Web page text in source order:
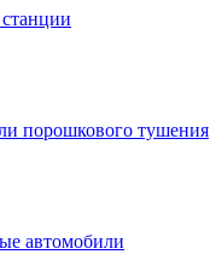
порошкового тушения
автомобили